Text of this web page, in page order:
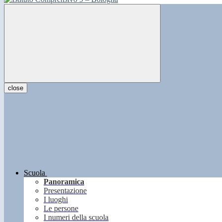
close
Scuola
Panoramica
Presentazione
I luoghi
Le persone
I numeri della scuola